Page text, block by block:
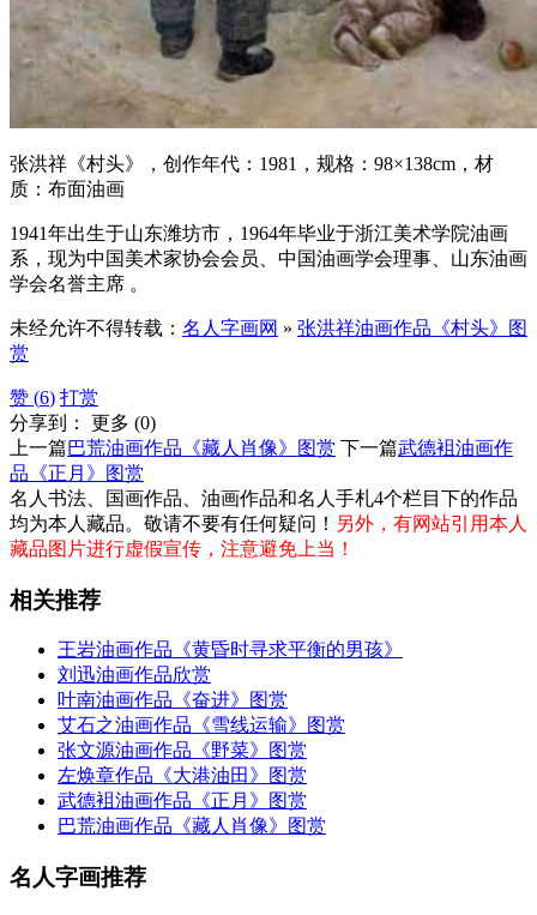
张洪祥《村头》，创作年代：1981，规格：98×138cm，材
质：布面油画
1941年出生于山东潍坊市，1964年毕业于浙江美术学院油画
系，现为中国美术家协会会员、中国油画学会理事、山东油画
学会名誉主席 。
未经允许不得转载： 名人字画网 » 张洪祥油画作品《村头》图
赏
赞 (6) 打赏
分享到： 更多 (0)
上一篇巴荒油画作品《藏人肖像》图赏 下一篇武德袓油画作
品《正月》图赏
名人书法、国画作品、油画作品和名人手札4个栏目下的作品
均为本人藏品。敬请不要有任何疑问！ 另外，有网站引用本人
藏品图片进行虚假宣传，注意避免上当！
相关推荐
王岩油画作品《黄昏时寻求平衡的男孩》
刘迅油画作品欣赏
叶南油画作品《奋进》图赏
艾石之油画作品《雪线运输》图赏
张文源油画作品《野菜》图赏
左焕章作品《大港油田》图赏
武德袓油画作品《正月》图赏
巴荒油画作品《藏人肖像》图赏
名人字画推荐